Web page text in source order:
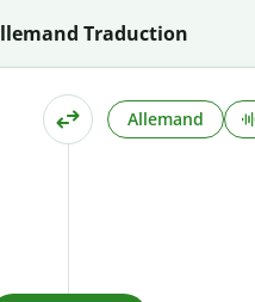
Traduction
Allemand